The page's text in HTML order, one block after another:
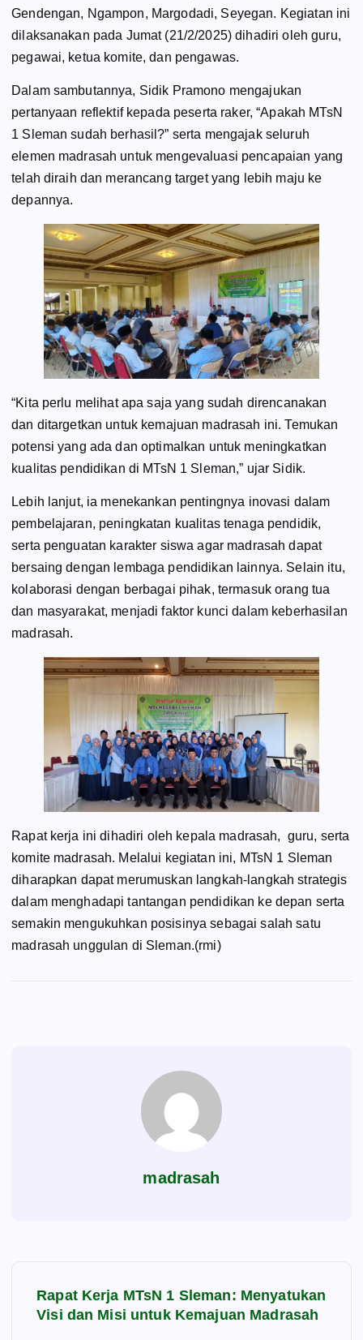
Gendengan, Ngampon, Margodadi, Seyegan. Kegiatan ini
dilaksanakan pada Jumat (21/2/2025) dihadiri oleh guru,
pegawai, ketua komite, dan pengawas.
Dalam sambutannya, Sidik Pramono mengajukan
pertanyaan reflektif kepada peserta raker, “Apakah MTsN
1 Sleman sudah berhasil?” serta mengajak seluruh
elemen madrasah untuk mengevaluasi pencapaian yang
telah diraih dan merancang target yang lebih maju ke
depannya.
“Kita perlu melihat apa saja yang sudah direncanakan
dan ditargetkan untuk kemajuan madrasah ini. Temukan
potensi yang ada dan optimalkan untuk meningkatkan
kualitas pendidikan di MTsN 1 Sleman,” ujar Sidik.
Lebih lanjut, ia menekankan pentingnya inovasi dalam
pembelajaran, peningkatan kualitas tenaga pendidik,
serta penguatan karakter siswa agar madrasah dapat
bersaing dengan lembaga pendidikan lainnya. Selain itu,
kolaborasi dengan berbagai pihak, termasuk orang tua
dan masyarakat, menjadi faktor kunci dalam keberhasilan
madrasah.
Rapat kerja ini dihadiri oleh kepala madrasah, guru, serta
komite madrasah. Melalui kegiatan ini, MTsN 1 Sleman
diharapkan dapat merumuskan langkah-langkah strategis
dalam menghadapi tantangan pendidikan ke depan serta
semakin mengukuhkan posisinya sebagai salah satu
madrasah unggulan di Sleman.(rmi)
madrasah
Rapat Kerja MTsN 1 Sleman: Menyatukan
Visi dan Misi untuk Kemajuan Madrasah